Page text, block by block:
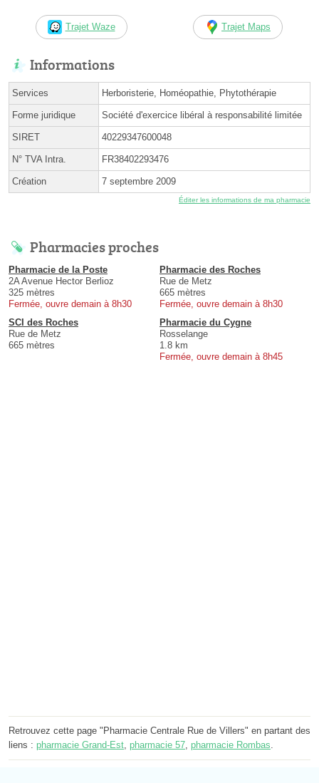
Trajet Waze Trajet Maps
Informations
Services Herboristerie, Homéopathie, Phytothérapie
Forme juridique Société d'exercice libéral à responsabilité limitée
SIRET 40229347600048
N° TVA Intra. FR38402293476
Création 7 septembre 2009
Éditer les informations de ma pharmacie
Pharmacies proches
Pharmacie de la Poste
2A Avenue Hector Berlioz
325 mètres
Fermée, ouvre demain à 8h30
Pharmacie des Roches
Rue de Metz
665 mètres
Fermée, ouvre demain à 8h30
SCI des Roches
Rue de Metz
665 mètres
Pharmacie du Cygne
Rosselange
1.8 km
Fermée, ouvre demain à 8h45
Retrouvez cette page "Pharmacie Centrale Rue de Villers" en partant des
liens : pharmacie Grand-Est, pharmacie 57, pharmacie Rombas.